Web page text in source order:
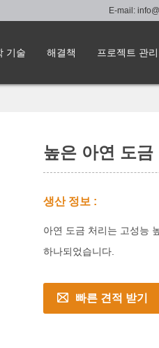
E-mail:
기술 해결책 프로젝트 관리
높은 아연 도금
생산 정보 :
아연 도금 처리는 고성능
하나되었습니다.
빠른 견적 받기